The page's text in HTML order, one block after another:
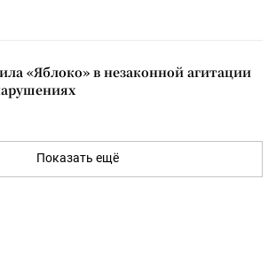
«Яблоко» в незаконной агитации
Показать ещё